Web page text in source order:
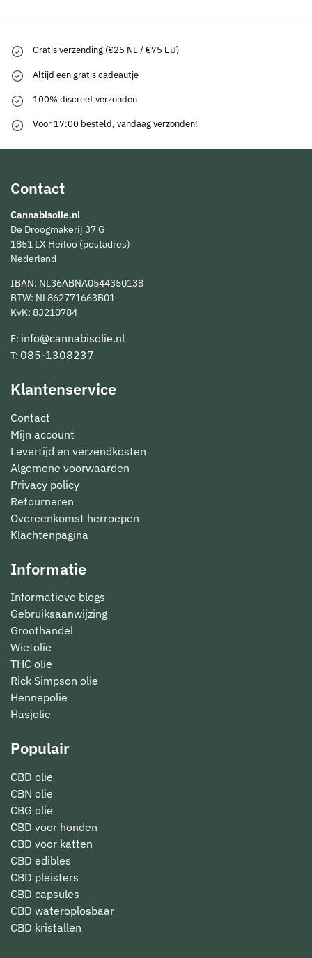
Gratis verzending (€25 NL / €75 EU)
Altijd een gratis cadeautje
100% discreet verzonden
Voor 17:00 besteld, vandaag verzonden!
Contact
Cannabisolie.nl
De Droogmakerij 37 G
1851 LX Heiloo (postadres)
Nederland
IBAN: NL36ABNA0544350138
BTW: NL862771663B01
KvK: 83210784
E: info@cannabisolie.nl
T: 085-1308237
Klantenservice
Contact
Mijn account
Levertijd en verzendkosten
Algemene voorwaarden
Privacy policy
Retourneren
Overeenkomst herroepen
Klachtenpagina
Informatie
Informatieve blogs
Gebruiksaanwijzing
Groothandel
Wietolie
THC olie
Rick Simpson olie
Hennepolie
Hasjolie
Populair
CBD olie
CBN olie
CBG olie
CBD voor honden
CBD voor katten
CBD edibles
CBD pleisters
CBD capsules
CBD wateroplosbaar
CBD kristallen